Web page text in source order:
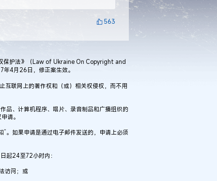
563
保护法》（Law of Ukraine On Copyright and
4月26日，修正案生效。
互联网上的著作权和（或）相关权侵权，而不用
品、计算机程序、唱片、录音制品和广播组织的
请。
。如果申请是通过电子邮件发送的，申请上必须
起24至72小时内：
访问；或